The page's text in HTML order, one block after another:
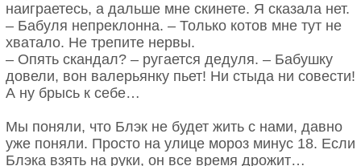
наиграетесь, а дальше мне скинете. Я сказала нет.
– Бабуля непреклонна. – Только котов мне тут не
хватало. Не трепите нервы.
– Опять скандал? – ругается дедуля. – Бабушку
довели, вон валерьянку пьет! Ни стыда ни совести!
А ну брысь к себе…
Мы поняли, что Блэк не будет жить с нами, давно
уже поняли. Просто на улице мороз минус 18. Если
Блэка взять на руки, он все время дрожит…